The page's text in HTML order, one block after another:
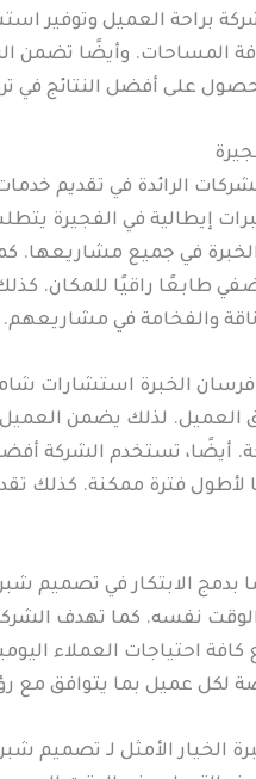
براحة العميل وتوفير
المساحات. وأيضًا تضمن
على أفضل النتائج في
الرائدة في تقديم
إيطالية في الفجيرة
في جميع مشاريعها.
طابعًا راقيًا للمكان.
والفخامة في مشاريعهم.
الخبرة استشارات
العميل. لذلك يضمن
أيضًا، تستخدم الشركة
لأطول فترة ممكنة. كذلك
الابتكار في تصميم
الوقت نفسه. كما تهدف
كافة احتياجات العملاء
عميل بما يتوافق مع
الخيار الأمثل لـ تصميم